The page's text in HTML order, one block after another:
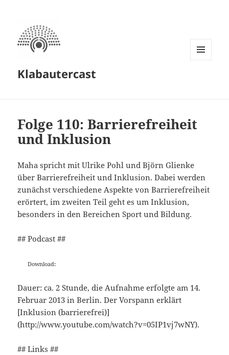
Klabautercast
Folge 110: Barrierefreiheit
und Inklusion
Maha spricht mit Ulrike Pohl und Björn Glienke
über Barrierefreiheit und Inklusion. Dabei werden
zunächst verschiedene Aspekte von Barrierefreiheit
erörtert, im zweiten Teil geht es um Inklusion,
besonders in den Bereichen Sport und Bildung.
## Podcast ##
Download:
Dauer: ca. 2 Stunde, die Aufnahme erfolgte am 14.
Februar 2013 in Berlin. Der Vorspann erklärt
[Inklusion (barrierefrei)]
(http://www.youtube.com/watch?v=05IP1vj7wNY).
## Links ##